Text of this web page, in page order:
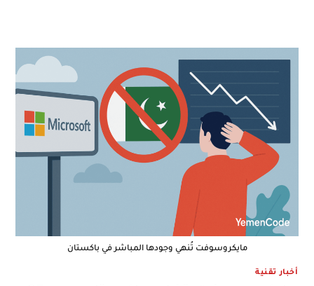
مايكروسوفت تُنهي وجودها المباشر في باكستان
أخبار تقنية